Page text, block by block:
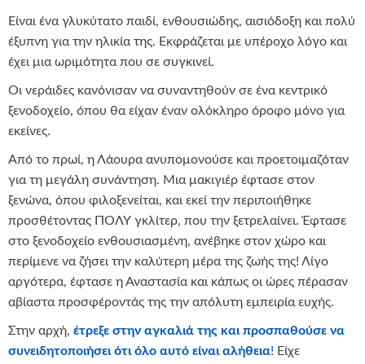
Είναι ένα γλυκύτατο παιδί, ενθουσιώδης, αισιόδοξη και πολύ
έξυπνη για την ηλικία της. Εκφράζεται με υπέροχο λόγο και
έχει μια ωριμότητα που σε συγκινεί.
Οι νεράιδες κανόνισαν να συναντηθούν σε ένα κεντρικό
ξενοδοχείο, όπου θα είχαν έναν ολόκληρο όροφο μόνο για
εκείνες.
Από το πρωί, η Λάουρα ανυπομονούσε και προετοιμαζόταν
για τη μεγάλη συνάντηση. Μια μακιγιέρ έφτασε στον
ξενώνα, όπου φιλοξενείται, και εκεί την περιποιήθηκε
προσθέτοντας ΠΟΛΥ γκλίτερ, που την ξετρελαίνει. Έφτασε
στο ξενοδοχείο ενθουσιασμένη, ανέβηκε στον χώρο και
περίμενε να ζήσει την καλύτερη μέρα της ζωής της! Λίγο
αργότερα, έφτασε η Αναστασία και κάπως οι ώρες πέρασαν
αβίαστα προσφέροντάς της την απόλυτη εμπειρία ευχής.
Στην αρχή, έτρεξε στην αγκαλιά της και προσπαθούσε να
συνειδητοποιήσει ότι όλο αυτό είναι αλήθεια! Είχε